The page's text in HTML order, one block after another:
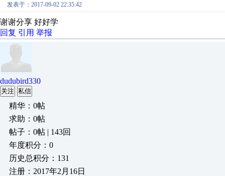
发表于：2017-09-02 22:35:42
谢谢分享 好好学
回复 引用 举报
dudubird330
关注 私信
精华：0帖
求助：0帖
帖子：0帖 | 143回
年度积分：0
历史总积分：131
注册：2017年2月16日